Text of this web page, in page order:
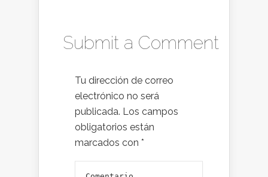
Submit a Comment
Tu dirección de correo
electrónico no será
publicada. Los campos
obligatorios están
marcados con *